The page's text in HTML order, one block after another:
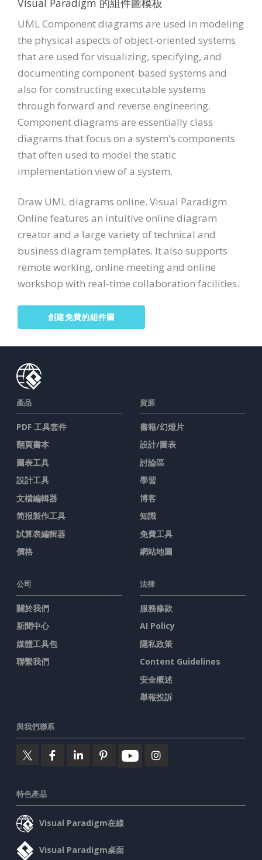
Visual Paradigm 的組件圖模板
UML Component diagrams are used in modeling
the physical aspects of object-oriented systems
that are used for visualizing, specifying, and
documenting component-based systems and
also for constructing executable systems
through forward and reverse engineering.
Component diagrams are essentially class
diagrams that focus on a system's components
that often used to model the static
implementation view of a system.
Draw UML diagrams online. Visual Paradigm
Online features an intuitive online diagram
creator and a large variety of technical and
business diagram templates. It also supports
remote working, online meeting and online
workshop with real-time collaboration facilities.
創建免費的組件圖
產品
PDF 工具套件
翻頁書本
圖表工具
設計工具
文檔編輯器
简报製作工具
試算表編輯器
價格
資源
書籍/幻燈片
設計/圖表
討論區
學習
博客
知識
免費工具
網站地圖
公司
關於我們
新聞中心
媒體工具包
聯繫我們
法律
服務條款
AI Policy
隱私政策
Content Guidelines
安全概述
舉報投訴
與我們聯系
特色產品
Visual Paradigm在線
Visual Paradigm桌面